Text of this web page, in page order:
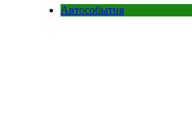
Автособытия